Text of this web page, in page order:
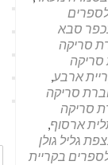
סבא
סריקה
ארבע,
סריקה
סריקה
ארסוף,
גליל גולן
בקריית